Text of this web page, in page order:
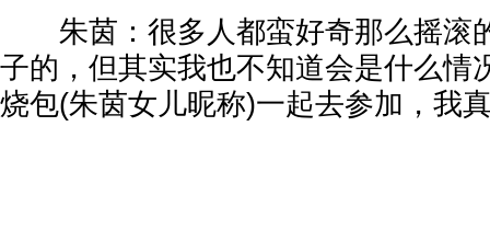
朱茵：很多人都蛮好奇那么摇滚
子的，但其实我也不知道会是什么情
烧包(朱茵女儿昵称)一起去参加，我